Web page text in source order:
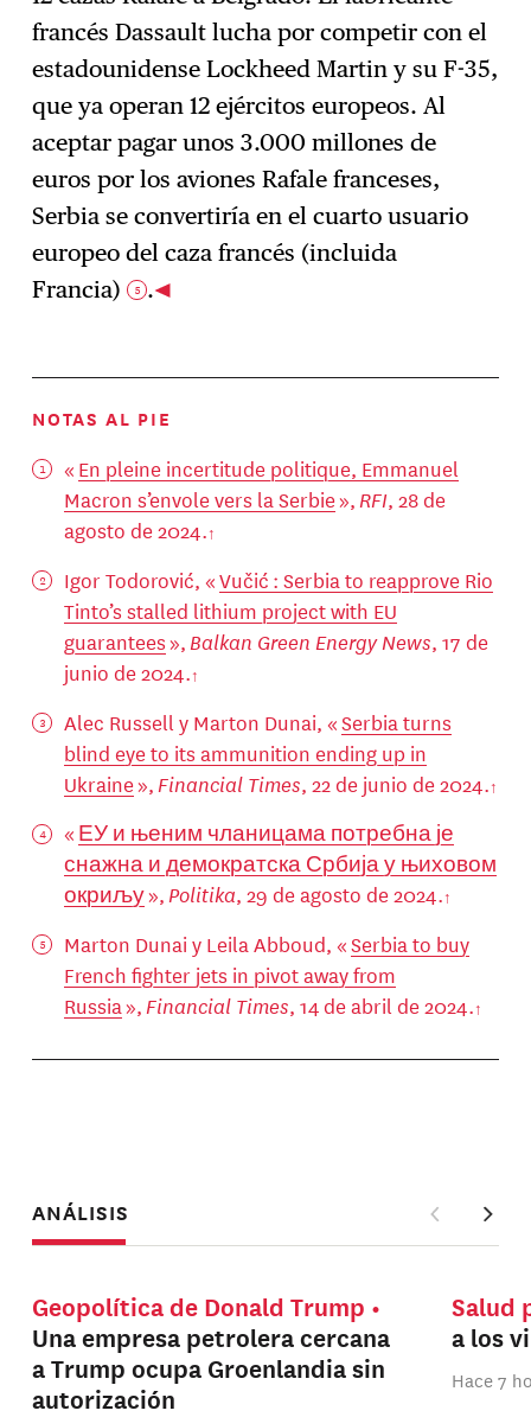
francés Dassault lucha por competir con el
estadounidense Lockheed Martin y su F-35,
que ya operan 12 ejércitos europeos. Al
aceptar pagar unos 3.000 millones de
euros por los aviones Rafale franceses,
Serbia se convertiría en el cuarto usuario
europeo del caza francés (incluida
Francia) 5 .
NOTAS AL PIE
« En pleine incertitude politique, Emmanuel
Macron s’envole vers la Serbie»,RFI, 28 de
agosto de 2024.
Igor Todorović, «Vučić : Serbia to reapprove Rio
Tinto’s stalled lithium project with EU
guarantees»,Balkan Green Energy News, 17 de
junio de 2024.
Alec Russell y Marton Dunai, «Serbia turns
blind eye to its ammunition ending up in
Ukraine»,Financial Times, 22 de junio de 2024.
« ЕУ и њеним чланицама потребна је
снажна и демократска Србија у њиховом
окриљу»,Politika, 29 de agosto de 2024.
Marton Dunai y Leila Abboud, «Serbia to buy
French fighter jets in pivot away from
Russia»,Financial Times, 14 de abril de 2024.
ANÁLISIS
Geopolítica de Donald Trump
Una empresa petrolera cercana
a Trump ocupa Groenlandia sin
autorización
Salud
a los
Hace 7